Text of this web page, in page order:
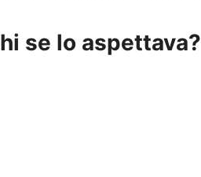
se lo aspettava?